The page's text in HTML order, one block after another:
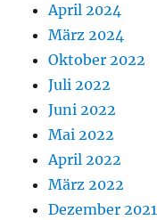
April 2024
März 2024
Oktober 2022
Juli 2022
Juni 2022
Mai 2022
April 2022
März 2022
Dezember 2021